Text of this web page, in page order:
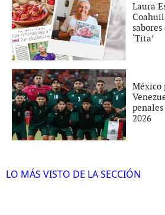
Laura
‘Tita’
México
2026
LO MÁS VISTO DE LA SECCIÓN